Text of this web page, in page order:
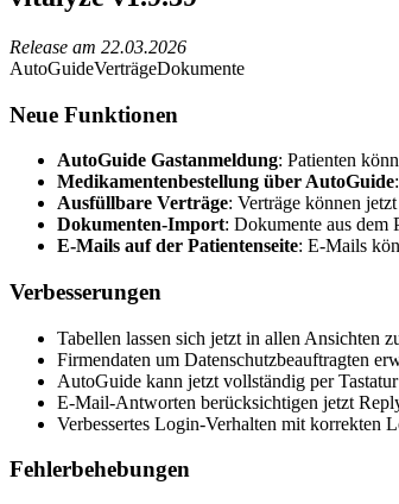
Release am 22.03.2026
AutoGuideVerträgeDokumente
Neue Funktionen
AutoGuide Gastanmeldung: Patienten
Medikamentenbestellung über AutoGuide
Ausfüllbare Verträge: Verträge können
Dokumenten-Import: Dokumente aus dem
E-Mails auf der Patientenseite: E-Mails
Verbesserungen
Tabellen lassen sich jetzt in allen Ansichten
Firmendaten um Datenschutzbeauftragten
AutoGuide kann jetzt vollständig per
E-Mail-Antworten berücksichtigen jetzt
Verbessertes Login-Verhalten mit korrekten
Fehlerbehebungen